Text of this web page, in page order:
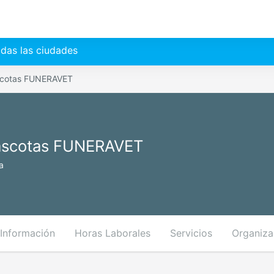
las ciudades
FUNERAVET
FUNERAVET
Información Horas Laborales Servicios